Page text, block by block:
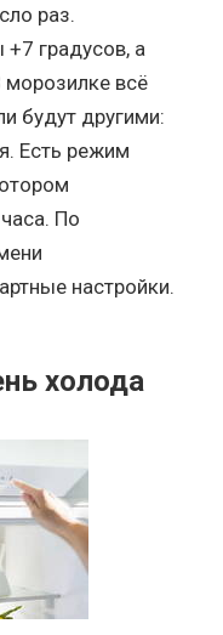
раз.
градусов, а
всё
будут другими:
Есть режим
По
настройки.
холода